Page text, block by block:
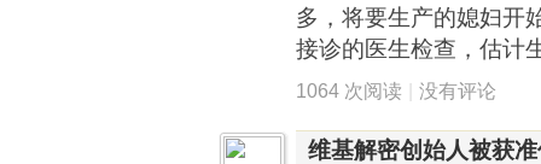
多，将要生产的媳妇开
接诊的医生检查，估计
1064 次阅读 | 没有评论
维基解密创始人被获